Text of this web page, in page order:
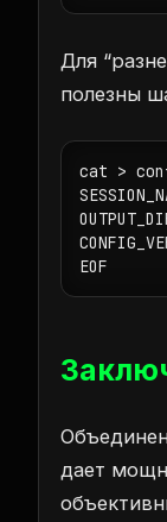
Для
полезны
cat >
EOF
дает